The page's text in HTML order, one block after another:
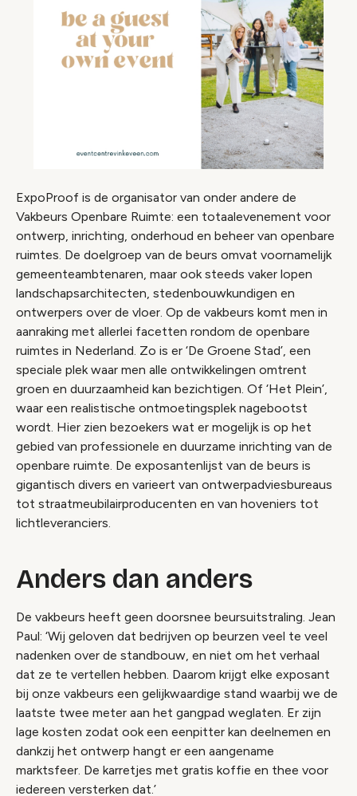
ExpoProof is de organisator van onder andere de
Vakbeurs Openbare Ruimte: een totaalevenement voor
ontwerp, inrichting, onderhoud en beheer van openbare
ruimtes. De doelgroep van de beurs omvat voornamelijk
gemeenteambtenaren, maar ook steeds vaker lopen
landschapsarchitecten, stedenbouwkundigen en
ontwerpers over de vloer. Op de vakbeurs komt men in
aanraking met allerlei facetten rondom de openbare
ruimtes in Nederland. Zo is er ‘De Groene Stad’, een
speciale plek waar men alle ontwikkelingen omtrent
groen en duurzaamheid kan bezichtigen. Of ‘Het Plein’,
waar een realistische ontmoetingsplek nagebootst
wordt. Hier zien bezoekers wat er mogelijk is op het
gebied van professionele en duurzame inrichting van de
openbare ruimte. De exposantenlijst van de beurs is
gigantisch divers en varieert van ontwerpadviesbureaus
tot straatmeubilairproducenten en van hoveniers tot
lichtleveranciers.
Anders dan anders
De vakbeurs heeft geen doorsnee beursuitstraling. Jean
Paul: ‘Wij geloven dat bedrijven op beurzen veel te veel
nadenken over de standbouw, en niet om het verhaal
dat ze te vertellen hebben. Daarom krijgt elke exposant
bij onze vakbeurs een gelijkwaardige stand waarbij we de
laatste twee meter aan het gangpad weglaten. Er zijn
lage kosten zodat ook een eenpitter kan deelnemen en
dankzij het ontwerp hangt er een aangename
marktsfeer. De karretjes met gratis koffie en thee voor
iedereen versterken dat.’